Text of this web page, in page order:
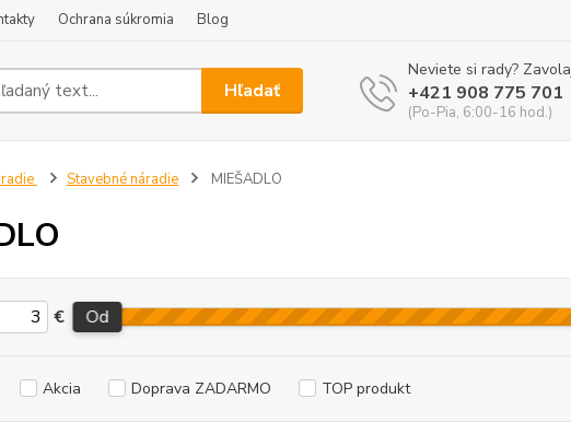
Ochrana súkromia Blog
Hľadať
Neviete si rady?
+421 908 775 701
(Po-Pia, 6:00-16 hod.)
Stavebné náradie MIEŠADLO
€ Od
Akcia Doprava ZADARMO TOP produkt